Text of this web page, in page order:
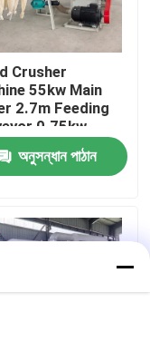
Crusher
55kw Main
2.7m Feeding
0.75kw
Motor for
Wood
অনুসন্ধান পাঠান